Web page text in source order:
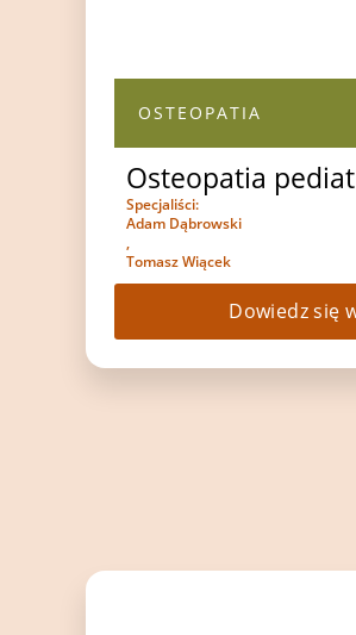
OSTEOPATIA
Osteopatia
Specjaliści:
Adam Dąbrowski
,
Tomasz Wiącek
Dowiedz się